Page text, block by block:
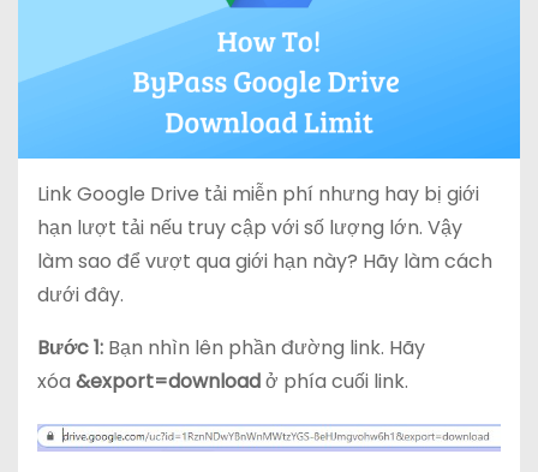
Link Google Drive tải miễn phí nhưng hay bị giới
hạn lượt tải nếu truy cập với số lượng lớn. Vậy
làm sao để vượt qua giới hạn này? Hãy làm cách
dưới đây.
Bước 1: Bạn nhìn lên phần đường link. Hãy
xóa &export=downloadở phía cuối link.